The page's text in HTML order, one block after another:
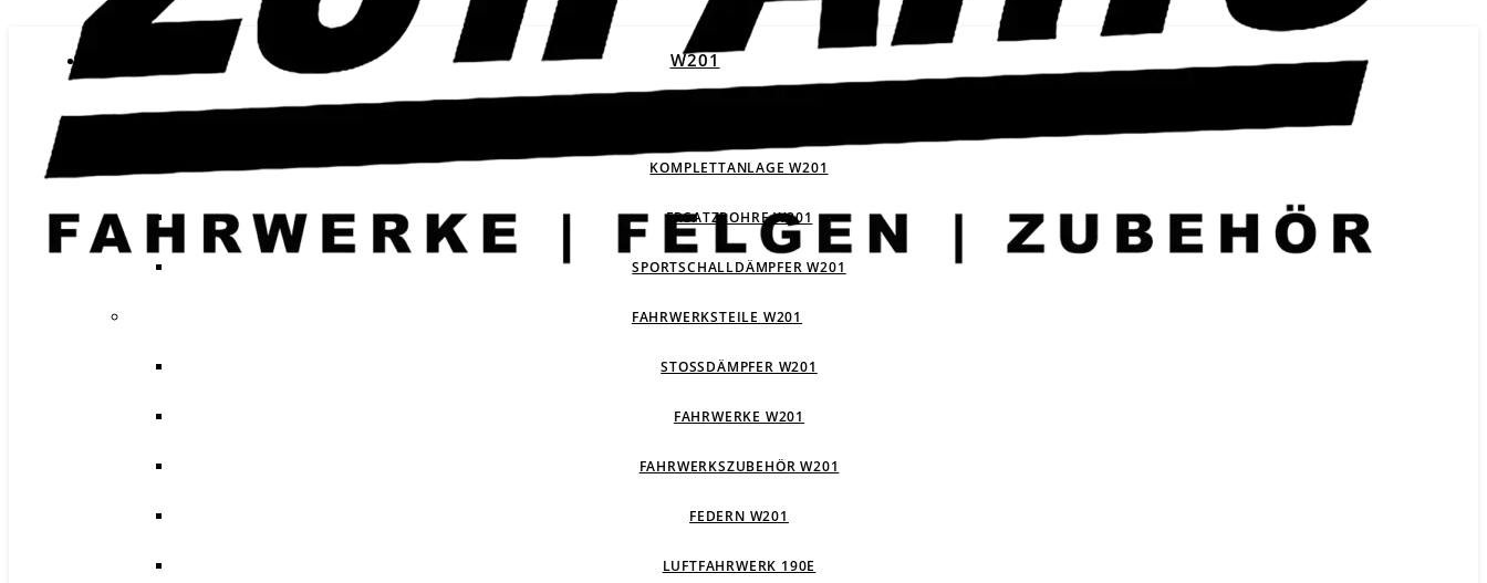
W201
KOMPLETTANLAGE W201
ERSATZROHRE W201
SPORTSCHALLDÄMPFER W201
FAHRWERKSTEILE W201
STOSSDÄMPFER W201
FAHRWERKE W201
FAHRWERKSZUBEHÖR W201
FEDERN W201
LUFTFAHRWERK 190E